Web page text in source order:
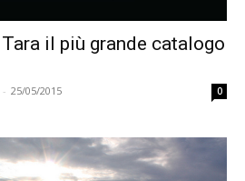
il più grande catalogo
- 25/05/2015 0